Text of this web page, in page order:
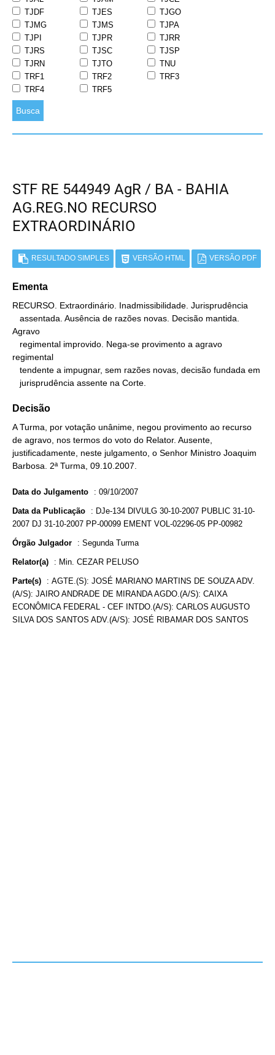
TJDF
TJES
TJGO
TJMG
TJMS
TJPA
TJPI
TJPR
TJRR
TJRS
TJSC
TJSP
TJRN
TJTO
TNU
TRF1
TRF2
TRF3
TRF4
TRF5
Busca
STF RE 544949 AgR / BA - BAHIA
AG.REG.NO RECURSO
EXTRAORDINÁRIO
RESULTADO SIMPLES VERSÃO HTML VERSÃO PDF
Ementa
RECURSO. Extraordinário. Inadmissibilidade. Jurisprudência
Agravo
regimental
   jurisprudência assente na Corte.
Decisão
A Turma, por votação unânime, negou provimento ao recurso
de agravo, nos termos do voto do Relator. Ausente,
justificadamente, neste julgamento, o Senhor Ministro Joaquim
Barbosa. 2ª Turma, 09.10.2007.
Data do Julgamento : 09/10/2007
Data da Publicação : DJe-134 DIVULG 30-10-2007 PUBLIC 31-10-
2007 DJ 31-10-2007 PP-00099 EMENT VOL-02296-05 PP-00982
Órgão Julgador : Segunda Turma
Relator(a) : Min. CEZAR PELUSO
Parte(s) : AGTE.(S): JOSÉ MARIANO MARTINS DE SOUZA ADV.
(A/S): JAIRO ANDRADE DE MIRANDA AGDO.(A/S): CAIXA
ECONÔMICA FEDERAL - CEF INTDO.(A/S): CARLOS AUGUSTO
SILVA DOS SANTOS ADV.(A/S): JOSÉ RIBAMAR DOS SANTOS